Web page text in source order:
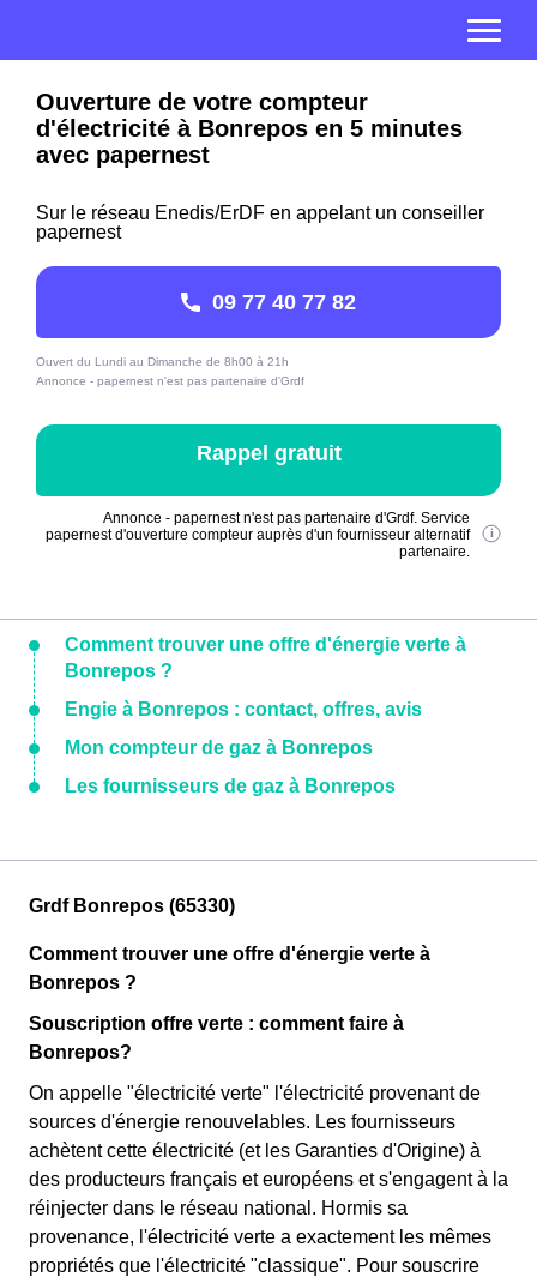
Ouverture de votre compteur
d'électricité à Bonrepos en 5 minutes
avec papernest
Sur le réseau Enedis/ErDF en appelant un conseiller
papernest
09 77 40 77 82
Ouvert du Lundi au Dimanche de 8h00 à 21h
Annonce - papernest n'est pas partenaire d'Grdf
Rappel gratuit
Annonce - papernest n'est pas partenaire d'Grdf. Service
papernest d'ouverture compteur auprès d'un fournisseur alternatif
partenaire.
Comment trouver une offre d'énergie verte à
Bonrepos ?
Engie à Bonrepos : contact, offres, avis
Mon compteur de gaz à Bonrepos
Les fournisseurs de gaz à Bonrepos
Grdf Bonrepos (65330)
Comment trouver une offre d'énergie verte à
Bonrepos ?
Souscription offre verte : comment faire à
Bonrepos?
On appelle "électricité verte" l'électricité provenant de
sources d'énergie renouvelables. Les fournisseurs
achètent cette électricité (et les Garanties d'Origine) à
des producteurs français et européens et s'engagent à la
réinjecter dans le réseau national. Hormis sa
provenance, l'électricité verte a exactement les mêmes
propriétés que l'électricité "classique". Pour souscrire